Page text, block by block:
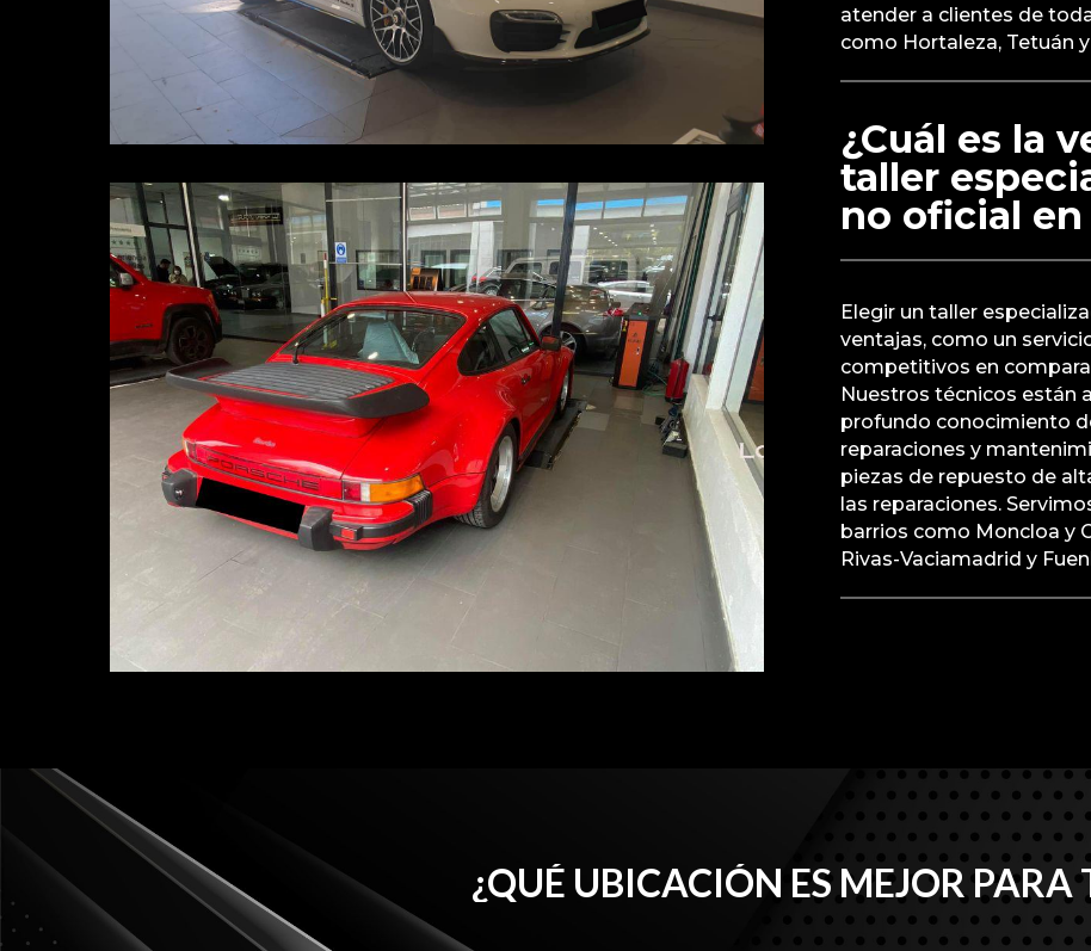
atender a clientes de
como Hortaleza, Tetuán
¿Cuál es la
taller
no oficial
Elegir un taller
ventajas, como un
competitivos en
Nuestros técnicos están
profundo conocimiento
reparaciones y
piezas de repuesto de
las reparaciones.
barrios como Moncloa y
Rivas-Vaciamadrid y
¿QUÉ UBICACIÓN ES MEJOR PARA